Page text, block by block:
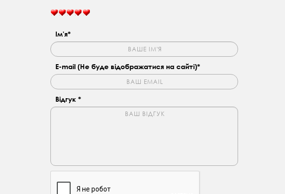
Ім'я*
E-mail (Не буде відображатися на сайті)*
Відгук *